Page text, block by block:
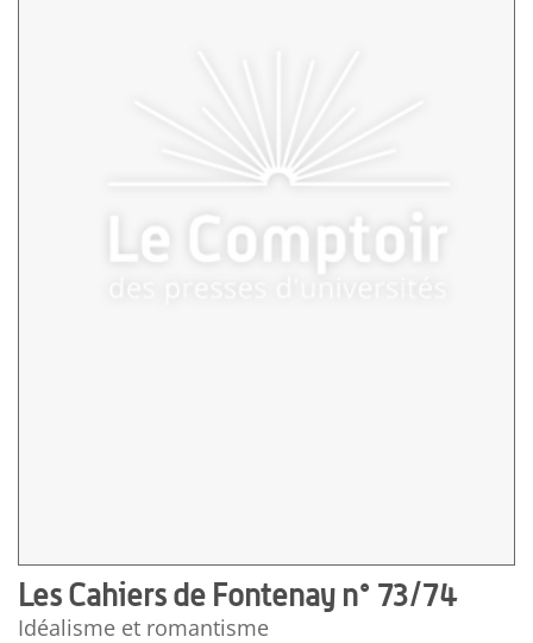
Les Cahiers de Fontenay n° 73/74
Idéalisme et romantisme